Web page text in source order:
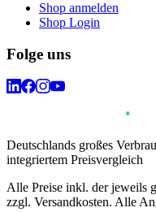
Shop anmelden
Shop Login
Folge uns
Deutschlands großes
integriertem Preisvergleich
Alle Preise inkl. der jeweils
zzgl. Versandkosten. Alle